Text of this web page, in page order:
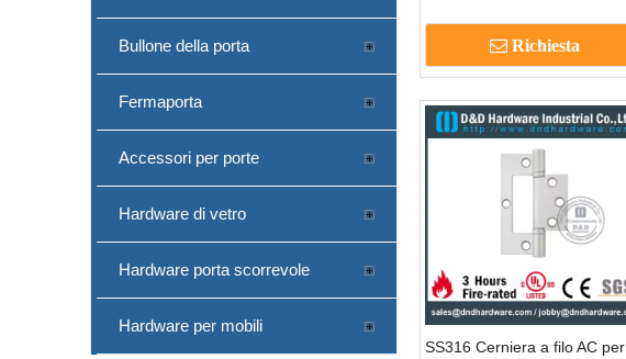
Bullone della porta
Fermaporta
Accessori per porte
Hardware di vetro
Hardware porta scorrevole
Hardware per mobili
quadrato-DDSS028-B
Richiesta
SS316 Cerniera a filo AC per